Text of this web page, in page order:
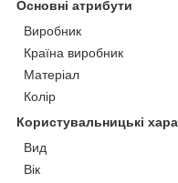
Основні атрибути
Виробник
Країна виробник
Матеріал
Колір
Користувальницькі
Вид
Вік